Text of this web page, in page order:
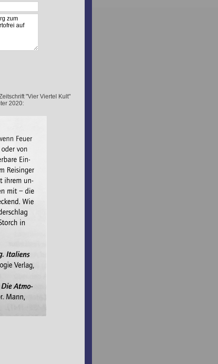
"Vier Viertel Kult"
2020: